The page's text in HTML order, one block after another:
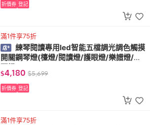
折價券 登記
滿1件享75折
練琴閱讀專用led智能五檔調光調色觸摸
開關鋼琴燈(檯燈/閱讀燈/護眼燈/樂譜燈/練
$4,180 $5,699
折價券 登記
滿1件享75折